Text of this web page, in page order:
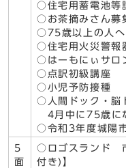
○住宅用蓄電池等
○お茶摘みさん募
○75歳以上の人
○住宅用火災警報
○はーもにぃサロ
○点訳初級講座
○小児予防接種
○人間ドック・脳
4月中に75歳に
○令和3年度城陽
5
面
○ロゴスランド
付き)】